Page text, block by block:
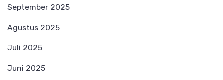
September 2025
Agustus 2025
Juli 2025
Juni 2025